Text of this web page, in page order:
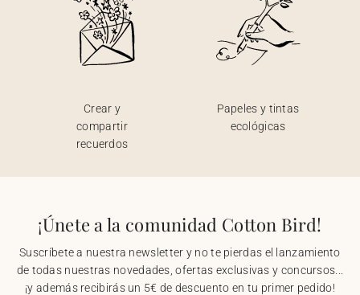
Crear y
compartir
recuerdos
Papeles y tintas
ecológicas
¡Únete a la comunidad Cotton Bird!
Suscríbete a nuestra newsletter y no te pierdas el lanzamiento
de todas nuestras novedades, ofertas exclusivas y concursos...
¡y además recibirás un 5€ de descuento en tu primer pedido!